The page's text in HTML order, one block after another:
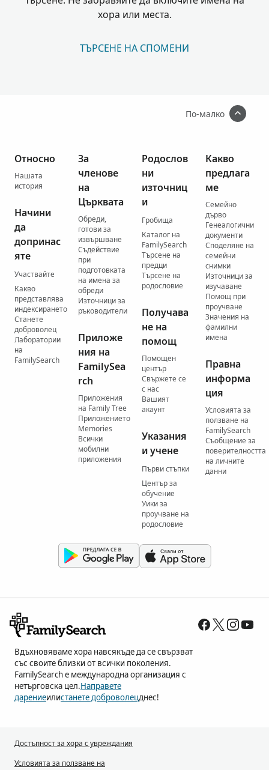
хора или места.
ТЪРСЕНЕ НА СПОМЕНИ
По-малко
Относно
Нашата
история
Начини
да
допринас
яте
Участвайте
Какво
представлява
индексирането
Станете
доброволец
Лаборатории
на
FamilySearch
За
членове
на
Църквата
Обреди,
готови за
извършване
Съдействие
при
подготовката
на имена за
обреди
Източници за
ръководители
Приложе
ния на
FamilySea
rch
Приложения
на Family Tree
Приложението
Memories
Всички
мобилни
приложения
Родослов
ни
източниц
и
Гробища
Каталог на
FamilySearch
Търсене на
предци
Търсене на
родословие
Получава
не на
помощ
Помощен
център
Свържете се
с нас
Вашият
акаунт
Указания
и учене
Първи стъпки
Център за
обучение
Уики за
проучване на
родословие
Какво
предлага
ме
Семейно
дърво
Генеалогични
документи
Споделяне на
семейни
снимки
Източници за
изучаване
Помощ при
проучване
Значения на
фамилни
имена
Правна
информа
ция
Условията за
ползване на
FamilySearch
Съобщение за
поверителността
на личните
данни
Вдъхновяваме хора навсякъде да се свързват
със своите близки от всички поколения.
FamilySearch е международна организация с
нетърговска цел.Направете
дарениеилистанете доброволецднес!
Достъпност за хора с увреждания
Условията за ползване на